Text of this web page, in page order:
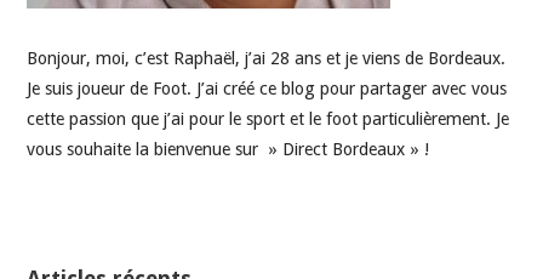
Bonjour, moi, c’est Raphaël, j’ai 28 ans et je viens de Bordeaux.
Je suis joueur de Foot. J’ai créé ce blog pour partager avec vous
cette passion que j’ai pour le sport et le foot particulièrement. Je
vous souhaite la bienvenue sur » Direct Bordeaux » !